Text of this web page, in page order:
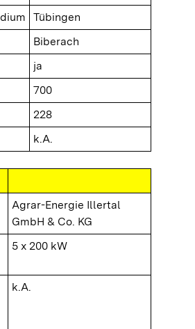
Tübingen
Biberach
ja
700
228
k.A.
Agrar-Energie Illertal
GmbH & Co. KG
5 x 200 kW
k.A.